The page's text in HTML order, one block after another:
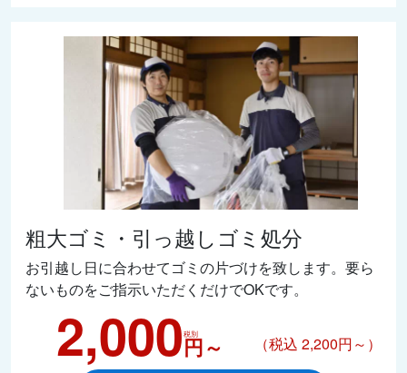
粗大ゴミ・引っ越しゴミ処分
お引越し日に合わせてゴミの片づけを致します。要ら
ないものをご指示いただくだけでOKです。
2,000税別
円～ （税込 2,200円～）